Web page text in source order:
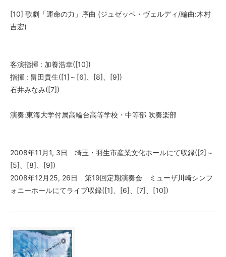
[10] 歌劇「運命の力」序曲 (ジュゼッペ・ヴェルディ/編曲:木村
吉宏)
客演指揮 : 加養浩幸([10])
指揮 : 畠田貴生([1]～[6]、[8]、[9])
石井みなみ([7])
演奏:東海大学付属高輪台高等学校・中等部 吹奏楽部
2008年11月1, 3日 埼玉・羽生市産業文化ホールにて収録([2]～
[5]、[8]、[9])
2008年12月25, 26日 第19回定期演奏会 ミューザ川崎シンフ
ォニーホールにてライブ収録([1]、[6]、[7]、[10])